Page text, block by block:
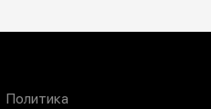
Политика